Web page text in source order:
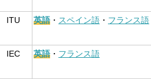
ITU 英語 ・ スペイン語 ・ フランス語
IEC 英語 ・ フランス語